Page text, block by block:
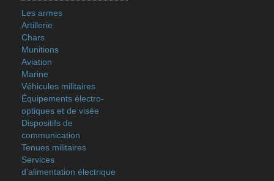
Les armes
Artillerie
Chars
Munitions
Aviation
Marine
Véhicules militaires
Équipements électro-
optiques et de visée
Dispositifs de
communication
Tenues militaires
Services
d’alimentation électrique